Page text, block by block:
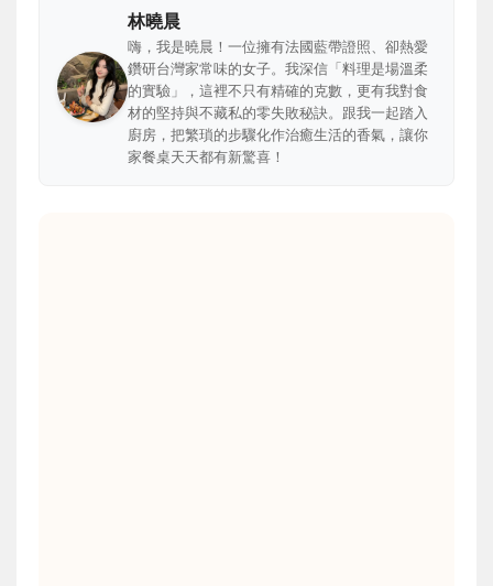
林曉晨
嗨，我是曉晨！一位擁有法國藍帶證照、卻熱愛
鑽研台灣家常味的女子。我深信「料理是場溫柔
的實驗」，這裡不只有精確的克數，更有我對食
材的堅持與不藏私的零失敗秘訣。跟我一起踏入
廚房，把繁瑣的步驟化作治癒生活的香氣，讓你
家餐桌天天都有新驚喜！